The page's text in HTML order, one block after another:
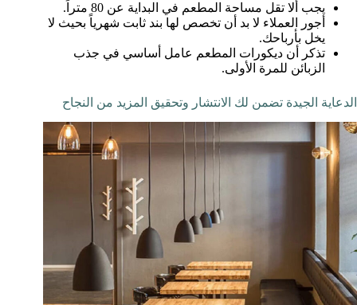
يجب ألا تقل مساحة المطعم في البداية عن 80 متراً.
أجور العملاء لا بد أن تخصص لها بند ثابت شهرياً بحيث لا
يخل بأرباحك.
تذكر أن ديكورات المطعم عامل أساسي في جذب
الزبائن للمرة الأولى.
الدعاية الجيدة تضمن لك الانتشار وتحقيق المزيد من النجاح